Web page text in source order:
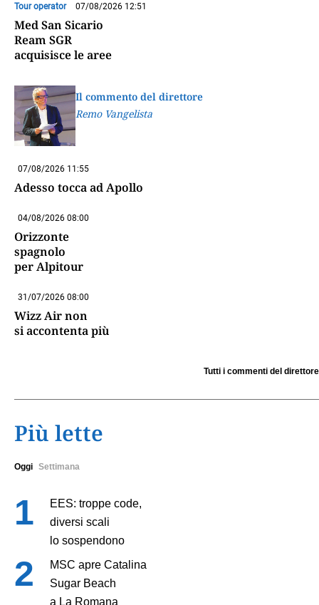
Tour operator 07/08/2026 12:51
Med San Sicario
Ream SGR
acquisisce le aree
Il commento del direttore
Remo Vangelista
07/08/2026 11:55
Adesso tocca ad Apollo
04/08/2026 08:00
Orizzonte
spagnolo
per Alpitour
31/07/2026 08:00
Wizz Air non
si accontenta più
Tutti i commenti del direttore
Più lette
Oggi Settimana
EES: troppe code,
diversi scali
lo sospendono
MSC apre Catalina
Sugar Beach
a La Romana